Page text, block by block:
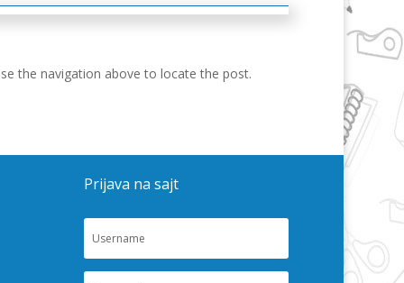
the navigation above to locate the post.
Prijava na sajt